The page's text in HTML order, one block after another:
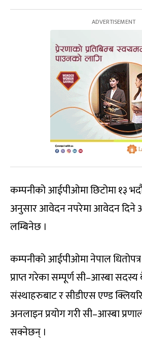
कम्पनीको आईपीओमा छिटोमा १३
अनुसार आवेदन नपरेमा आवेदन दिने
लम्बिनेछ ।
कम्पनीको आईपीओमा नेपाल धितोपत्र
प्राप्त गरेका सम्पूर्ण सी–आस्बा सदस्य
संस्थाहरुबाट र सीडीएस एण्ड
अनलाइन प्रयोग गरी सी–आस्बा
सक्नेछन् ।